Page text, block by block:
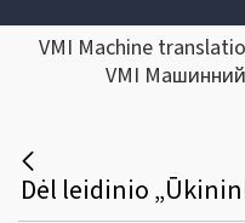
VMI Machine
VMI